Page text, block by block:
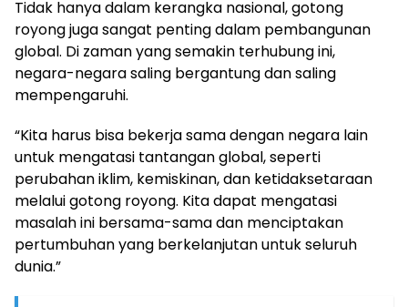
Tidak hanya dalam kerangka nasional, gotong
royong juga sangat penting dalam pembangunan
global. Di zaman yang semakin terhubung ini,
negara-negara saling bergantung dan saling
mempengaruhi.
“Kita harus bisa bekerja sama dengan negara lain
untuk mengatasi tantangan global, seperti
perubahan iklim, kemiskinan, dan ketidaksetaraan
melalui gotong royong. Kita dapat mengatasi
masalah ini bersama-sama dan menciptakan
pertumbuhan yang berkelanjutan untuk seluruh
dunia.”